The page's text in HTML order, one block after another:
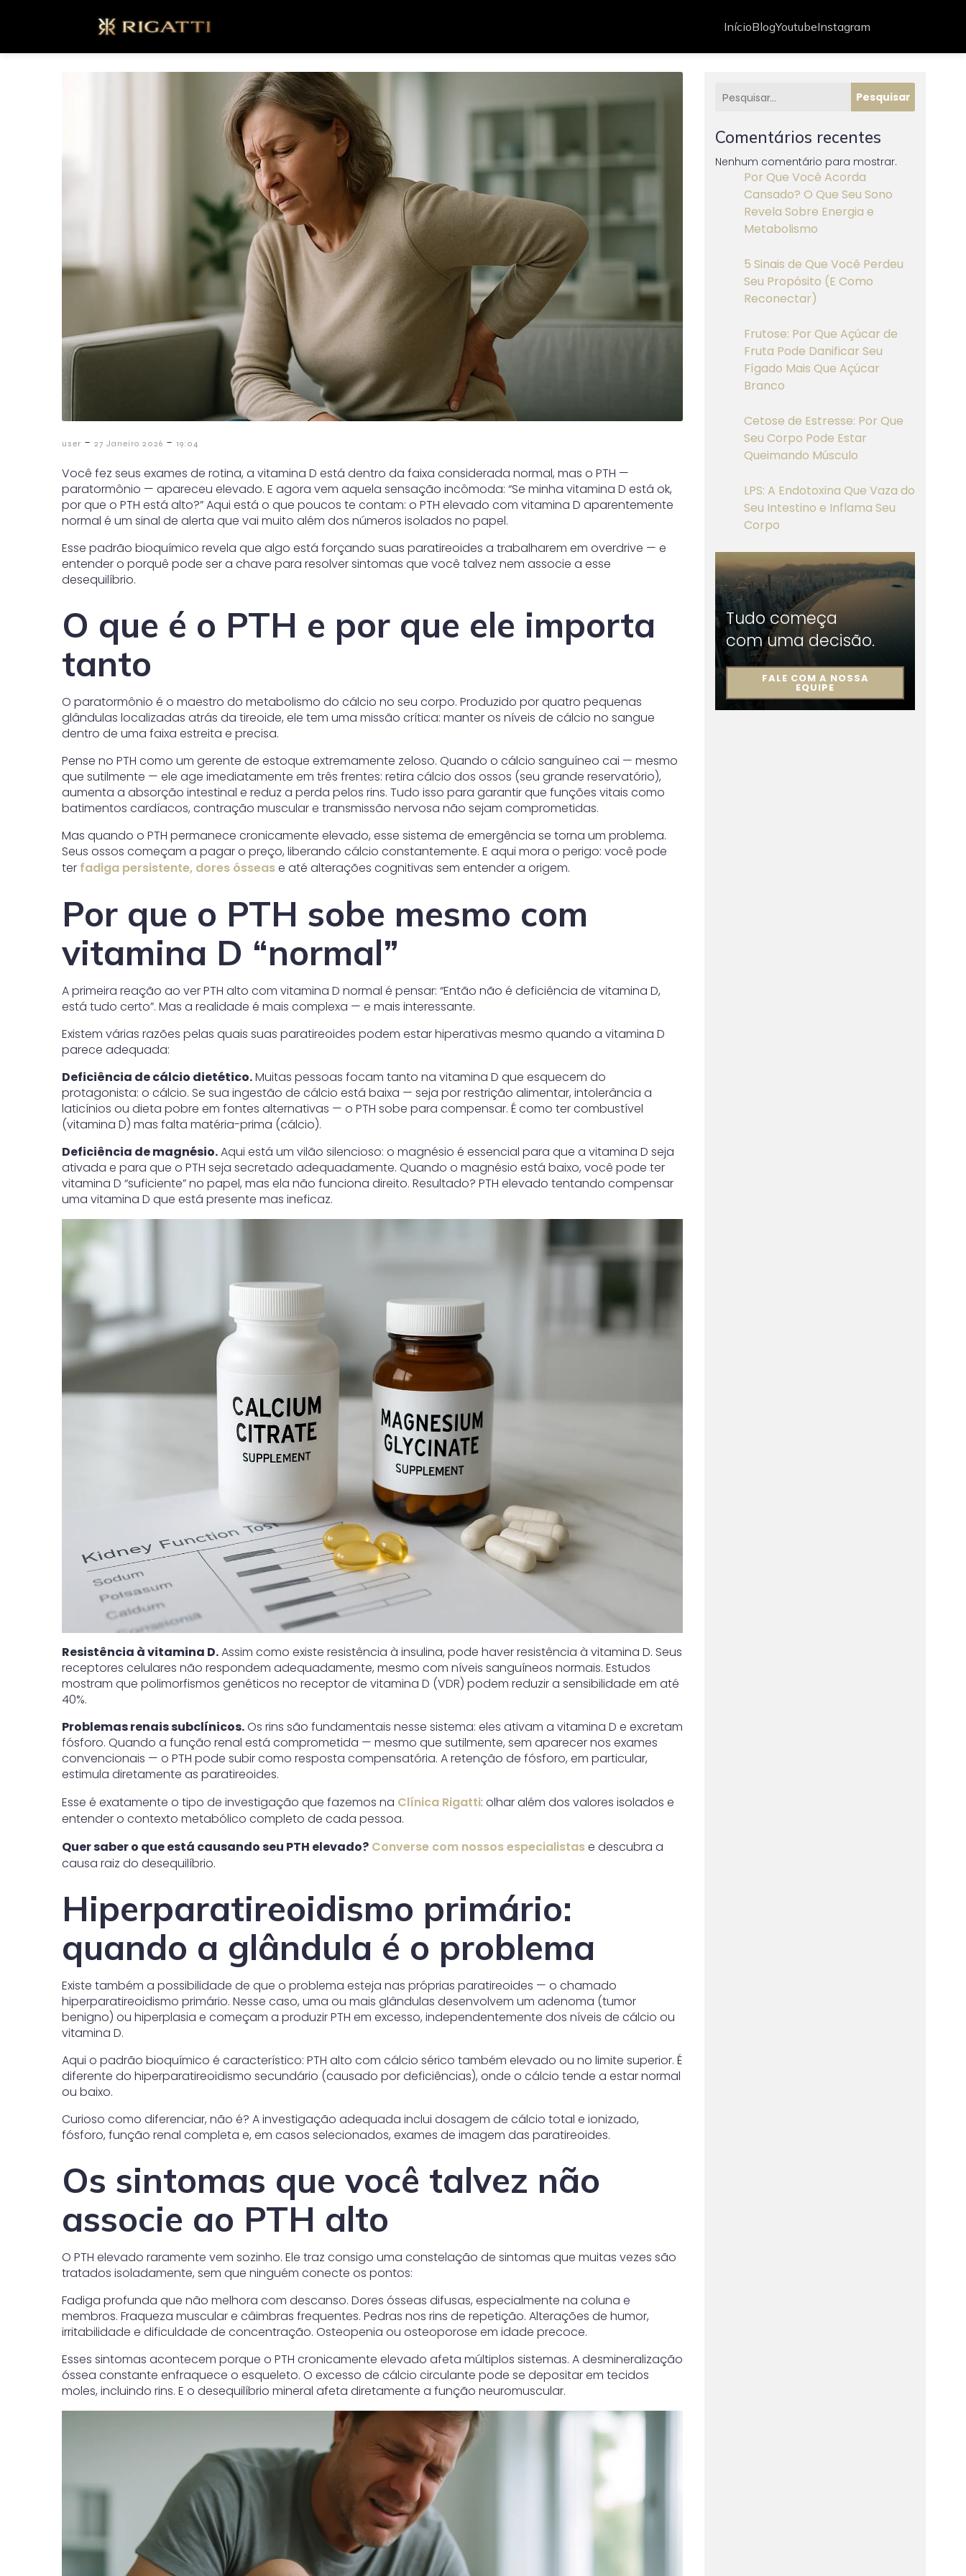
InícioBlogYoutubeInstagram
user - 27 Janeiro 2026 - 19:04
Você fez seus exames de rotina, a vitamina D está dentro da faixa considerada normal, mas o PTH —
paratormônio — apareceu elevado. E agora vem aquela sensação incômoda: “Se minha vitamina D está ok,
por que o PTH está alto?” Aqui está o que poucos te contam: o PTH elevado com vitamina D aparentemente
normal é um sinal de alerta que vai muito além dos números isolados no papel.
Esse padrão bioquímico revela que algo está forçando suas paratireoides a trabalharem em overdrive — e
entender o porquê pode ser a chave para resolver sintomas que você talvez nem associe a esse
desequilíbrio.
O que é o PTH e por que ele importa
tanto
O paratormônio é o maestro do metabolismo do cálcio no seu corpo. Produzido por quatro pequenas
glândulas localizadas atrás da tireoide, ele tem uma missão crítica: manter os níveis de cálcio no sangue
dentro de uma faixa estreita e precisa.
Pense no PTH como um gerente de estoque extremamente zeloso. Quando o cálcio sanguíneo cai — mesmo
que sutilmente — ele age imediatamente em três frentes: retira cálcio dos ossos (seu grande reservatório),
aumenta a absorção intestinal e reduz a perda pelos rins. Tudo isso para garantir que funções vitais como
batimentos cardíacos, contração muscular e transmissão nervosa não sejam comprometidas.
Mas quando o PTH permanece cronicamente elevado, esse sistema de emergência se torna um problema.
Seus ossos começam a pagar o preço, liberando cálcio constantemente. E aqui mora o perigo: você pode
ter fadiga persistente, dores óssease até alterações cognitivas sem entender a origem.
Por que o PTH sobe mesmo com
vitamina D “normal”
A primeira reação ao ver PTH alto com vitamina D normal é pensar: “Então não é deficiência de vitamina D,
está tudo certo”. Mas a realidade é mais complexa — e mais interessante.
Existem várias razões pelas quais suas paratireoides podem estar hiperativas mesmo quando a vitamina D
parece adequada:
Deficiência de cálcio dietético.Muitas pessoas focam tanto na vitamina D que esquecem do
protagonista: o cálcio. Se sua ingestão de cálcio está baixa — seja por restrição alimentar, intolerância a
laticínios ou dieta pobre em fontes alternativas — o PTH sobe para compensar. É como ter combustível
(vitamina D) mas falta matéria-prima (cálcio).
Deficiência de magnésio.Aqui está um vilão silencioso: o magnésio é essencial para que a vitamina D seja
ativada e para que o PTH seja secretado adequadamente. Quando o magnésio está baixo, você pode ter
vitamina D “suficiente” no papel, mas ela não funciona direito. Resultado? PTH elevado tentando compensar
uma vitamina D que está presente mas ineficaz.
Resistência à vitamina D.Assim como existe resistência à insulina, pode haver resistência à vitamina D. Seus
receptores celulares não respondem adequadamente, mesmo com níveis sanguíneos normais. Estudos
mostram que polimorfismos genéticos no receptor de vitamina D (VDR) podem reduzir a sensibilidade em até
40%.
Problemas renais subclínicos.Os rins são fundamentais nesse sistema: eles ativam a vitamina D e excretam
fósforo. Quando a função renal está comprometida — mesmo que sutilmente, sem aparecer nos exames
convencionais — o PTH pode subir como resposta compensatória. A retenção de fósforo, em particular,
estimula diretamente as paratireoides.
Esse é exatamente o tipo de investigação que fazemos na Clínica Rigatti: olhar além dos valores isolados e
entender o contexto metabólico completo de cada pessoa.
Quer saber o que está causando seu PTH elevado? Converse com nossos especialistase descubra a
causa raiz do desequilíbrio.
Hiperparatireoidismo primário:
quando a glândula é o problema
Existe também a possibilidade de que o problema esteja nas próprias paratireoides — o chamado
hiperparatireoidismo primário. Nesse caso, uma ou mais glândulas desenvolvem um adenoma (tumor
benigno) ou hiperplasia e começam a produzir PTH em excesso, independentemente dos níveis de cálcio ou
vitamina D.
Aqui o padrão bioquímico é característico: PTH alto com cálcio sérico também elevado ou no limite superior. É
diferente do hiperparatireoidismo secundário (causado por deficiências), onde o cálcio tende a estar normal
ou baixo.
Curioso como diferenciar, não é? A investigação adequada inclui dosagem de cálcio total e ionizado,
fósforo, função renal completa e, em casos selecionados, exames de imagem das paratireoides.
Os sintomas que você talvez não
associe ao PTH alto
O PTH elevado raramente vem sozinho. Ele traz consigo uma constelação de sintomas que muitas vezes são
tratados isoladamente, sem que ninguém conecte os pontos:
Fadiga profunda que não melhora com descanso. Dores ósseas difusas, especialmente na coluna e
membros. Fraqueza muscular e câimbras frequentes. Pedras nos rins de repetição. Alterações de humor,
irritabilidade e dificuldade de concentração. Osteopenia ou osteoporose em idade precoce.
Esses sintomas acontecem porque o PTH cronicamente elevado afeta múltiplos sistemas. A desmineralização
óssea constante enfraquece o esqueleto. O excesso de cálcio circulante pode se depositar em tecidos
moles, incluindo rins. E o desequilíbrio mineral afeta diretamente a função neuromuscular.
Pesquisar
Comentários recentes
Nenhum comentário para mostrar.
Por Que Você Acorda
Cansado? O Que Seu Sono
Revela Sobre Energia e
Metabolismo
5 Sinais de Que Você Perdeu
Seu Propósito (E Como
Reconectar)
Frutose: Por Que Açúcar de
Fruta Pode Danificar Seu
Fígado Mais Que Açúcar
Branco
Cetose de Estresse: Por Que
Seu Corpo Pode Estar
Queimando Músculo
LPS: A Endotoxina Que Vaza do
Seu Intestino e Inflama Seu
Corpo
Tudo começa
com uma decisão.
FALE COM A NOSSA
EQUIPE